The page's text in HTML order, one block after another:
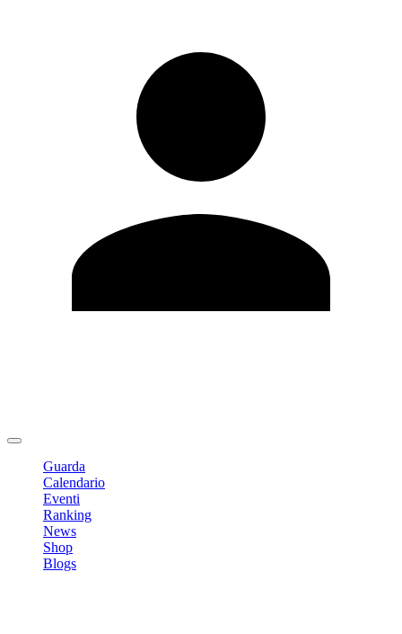
Guarda
Calendario
Eventi
Ranking
News
Shop
Blogs